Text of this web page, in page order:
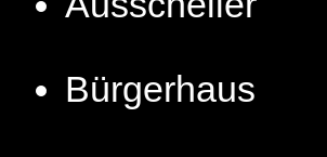
Bürgerhaus